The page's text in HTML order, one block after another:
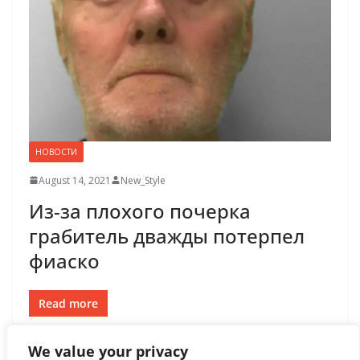
We value your privacy
НОВОСТИ
August 14, 2021 New_Style
Из-за плохого почерка
грабитель дважды потерпел
фиаско
Read more